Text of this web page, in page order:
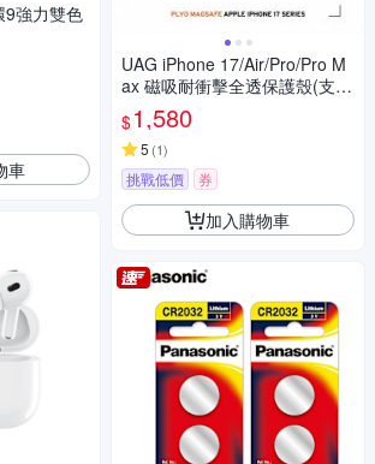
9強力雙色
車
UAG iPhone 17/Air/Pro/Pro M
ax 磁吸耐衝擊全透保護殼(支援
MagSafe 手機殼)
$1,580
5 (1)
挑戰低價 券
加入購物車